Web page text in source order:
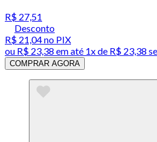
R$ 27,51
Desconto
R$ 21,04no PIX
ou R$ 23,38 em até 1x de R$ 23,38
COMPRAR AGORA